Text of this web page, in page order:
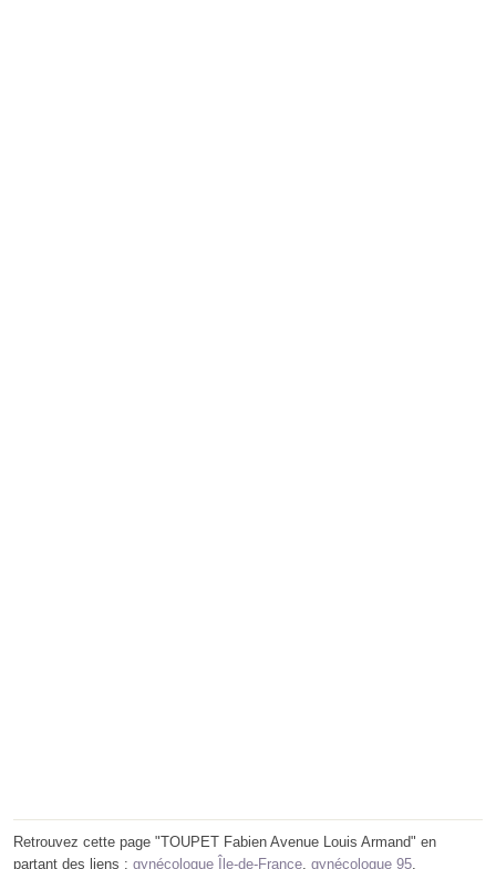
Retrouvez cette page "TOUPET Fabien Avenue Louis Armand" en
partant des liens : gynécologue Île-de-France gynécologue 95